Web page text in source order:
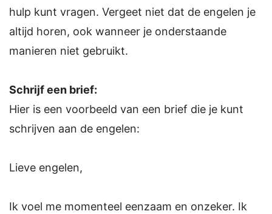
hulp kunt vragen. Vergeet niet dat de engelen je
altijd horen, ook wanneer je onderstaande
manieren niet gebruikt.
Schrijf een brief:
Hier is een voorbeeld van een brief die je kunt
schrijven aan de engelen:
Lieve engelen,
Ik voel me momenteel eenzaam en onzeker. Ik